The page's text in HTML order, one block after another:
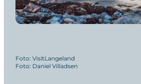
Foto: VisitLangeland
Foto: Daniel Villadsen